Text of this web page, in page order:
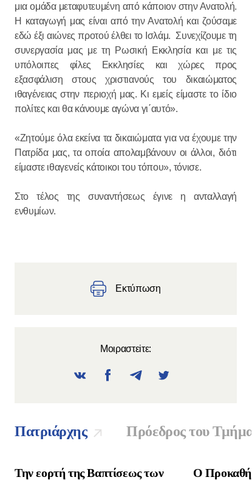
μια ομάδα μεταφυτευμένη από κάποιον στην Ανατολή.
Η καταγωγή μας είναι από την Ανατολή και ζούσαμε
εδώ έξι αιώνες προτού έλθει το Ισλάμ. Συνεχίζουμε τη
συνεργασία μας με τη Ρωσική Εκκλησία και με τις
υπόλοιπες φίλες Εκκλησίες και χώρες προς
εξασφάλιση στους χριστιανούς του δικαιώματος
ιθαγένειας στην περιοχή μας. Κι εμείς είμαστε το ίδιο
πολίτες και θα κάνουμε αγώνα γι΄αυτό».
«Ζητούμε όλα εκείνα τα δικαιώματα για να έχουμε την
Πατρίδα μας, τα οποία απολαμβάνουν οι άλλοι, διότι
είμαστε ιθαγενείς κάτοικοι του τόπου», τόνισε.
Στο τέλος της συναντήσεως έγινε η ανταλλαγή
ενθυμίων.
Εκτύπωση
Μοιραστεiτε:
Πατριάρχης Πρόεδρος του
Την εορτή της Βαπτίσεως των
Ο